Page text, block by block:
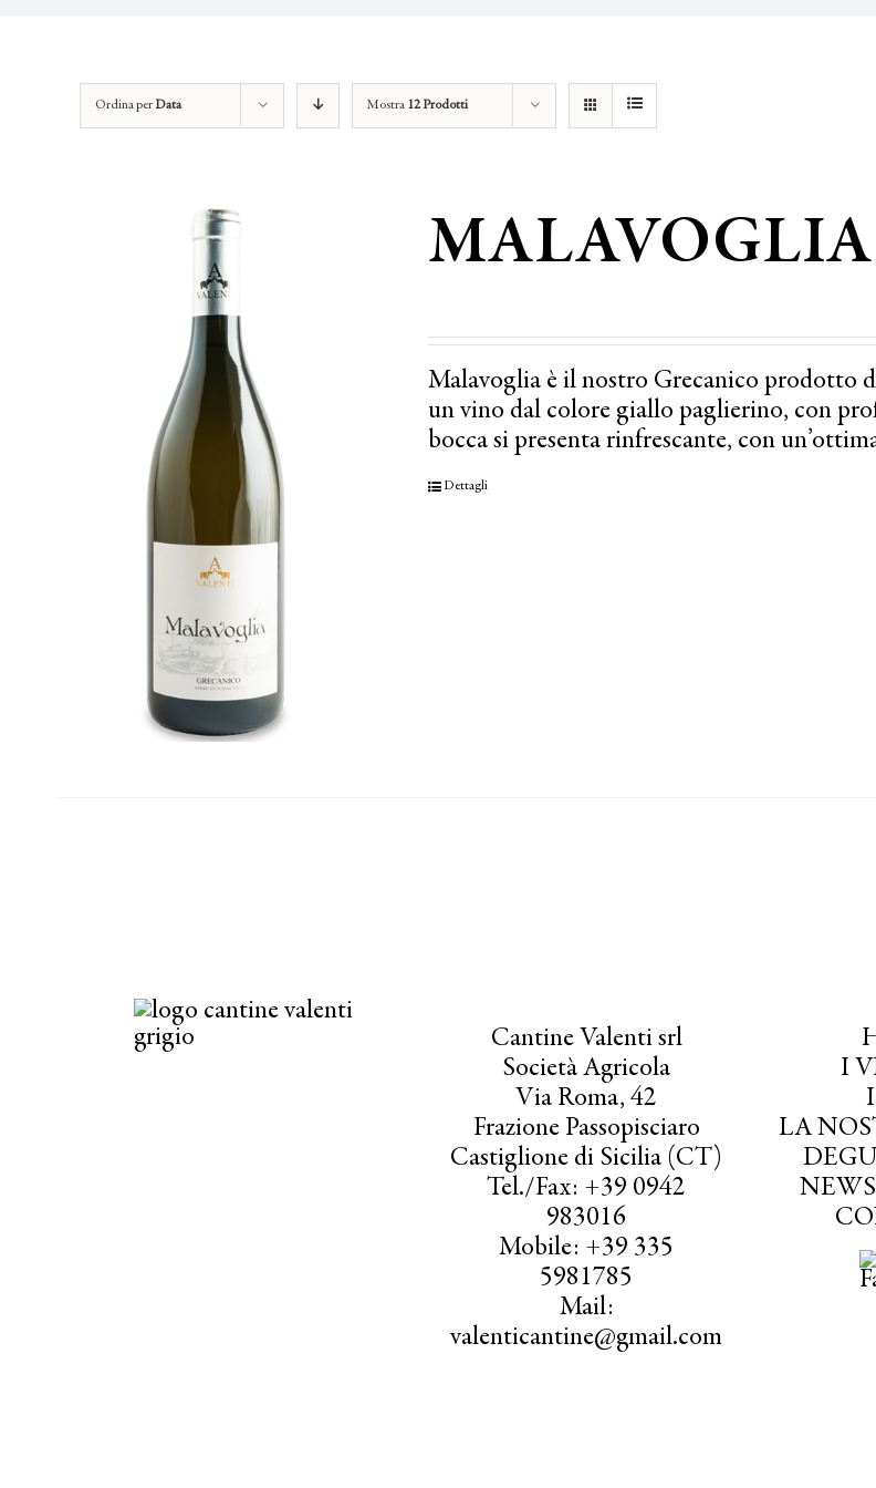
Ordina perData Mostra 12 Prodotti
MALAVOGLIA
Malavoglia è il nostro Grecanico prodotto
un vino dal colore giallo paglierino, con
bocca si presenta rinfrescante, con
Dettagli
Cantine Valenti srl
Società Agricola
Via Roma, 42
Frazione Passopisciaro
Castiglione di Sicilia (CT)
Tel./Fax: +39 0942
983016
Mobile: +39 335
5981785
Mail:
valenticantine@gmail.com
I
LA